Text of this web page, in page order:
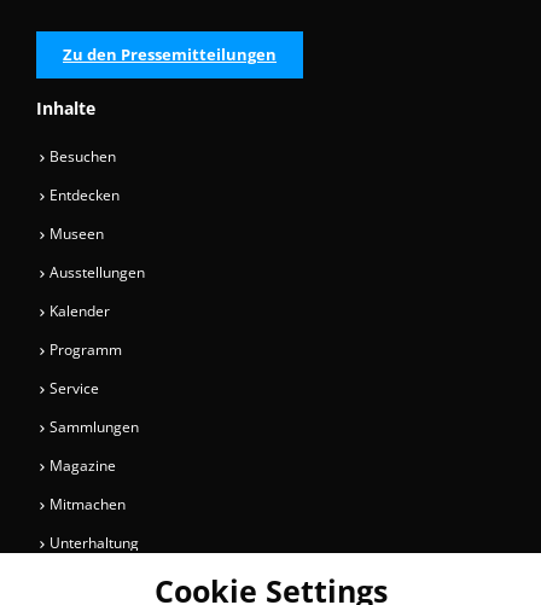
Zu den Pressemitteilungen
Inhalte
Besuchen
Entdecken
Museen
Ausstellungen
Kalender
Programm
Service
Sammlungen
Magazine
Mitmachen
Unterhaltung
Cookie Settings